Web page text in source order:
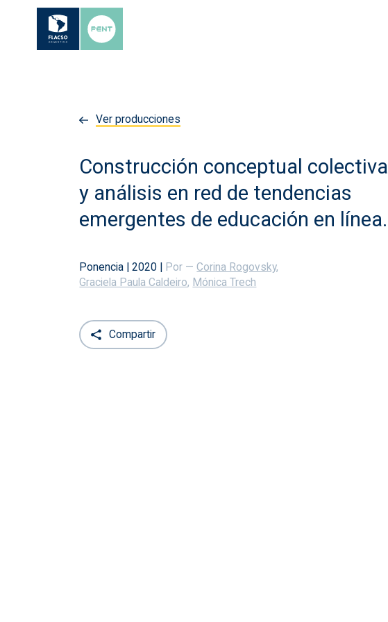
Ver producciones
Construcción conceptual colectiva
y análisis en red de tendencias
emergentes de educación en línea.
Ponencia |2020 | Por — Corina Rogovsky,
Graciela Paula Caldeiro, Mónica Trech
Compartir